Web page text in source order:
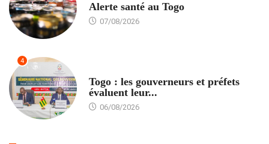
Alerte santé au Togo
07/08/2026
4
Togo : les gouverneurs et préfets
évaluent leur...
06/08/2026